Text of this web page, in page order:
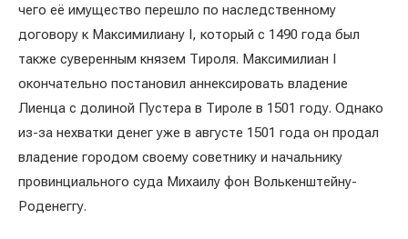
чего её имущество перешло по наследственному
договору к Максимилиану I, который с 1490 года был
также суверенным князем Тироля. Максимилиан I
окончательно постановил аннексировать владение
Лиенца с долиной Пустера в Тироле в 1501 году. Однако
из-за нехватки денег уже в августе 1501 года он продал
владение городом своему советнику и начальнику
провинциального суда Михаилу фон Волькенштейну-
Роденеггу.